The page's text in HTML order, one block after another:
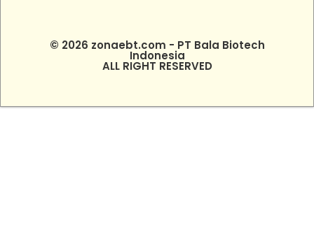
© 2026 zonaebt.com - PT Bala Biotech
Indonesia
ALL RIGHT RESERVED